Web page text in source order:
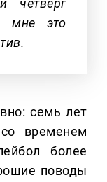
четверг
мне это
семь лет
временем
более
поводы